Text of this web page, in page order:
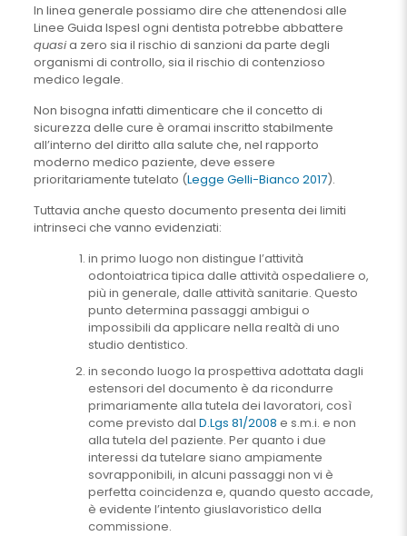
In linea generale possiamo dire che attenendosi alle
Linee Guida Ispesl ogni dentista potrebbe abbattere
quasia zero sia il rischio di sanzioni da parte degli
organismi di controllo, sia il rischio di contenzioso
medico legale.
Non bisogna infatti dimenticare che il concetto di
sicurezza delle cure è oramai inscritto stabilmente
all’interno del diritto alla salute che, nel rapporto
moderno medico paziente, deve essere
prioritariamente tutelato (Legge Gelli-Bianco 2017).
Tuttavia anche questo documento presenta dei limiti
intrinseci che vanno evidenziati:
in primo luogo non distingue l’attività
odontoiatrica tipica dalle attività ospedaliere o,
più in generale, dalle attività sanitarie. Questo
punto determina passaggi ambigui o
impossibili da applicare nella realtà di uno
studio dentistico.
in secondo luogo la prospettiva adottata dagli
estensori del documento è da ricondurre
primariamente alla tutela dei lavoratori, così
come previsto dal D.Lgs 81/2008 e s.m.i. e non
alla tutela del paziente. Per quanto i due
interessi da tutelare siano ampiamente
sovrapponibili, in alcuni passaggi non vi è
perfetta coincidenza e, quando questo accade,
è evidente l’intento giuslavoristico della
commissione.